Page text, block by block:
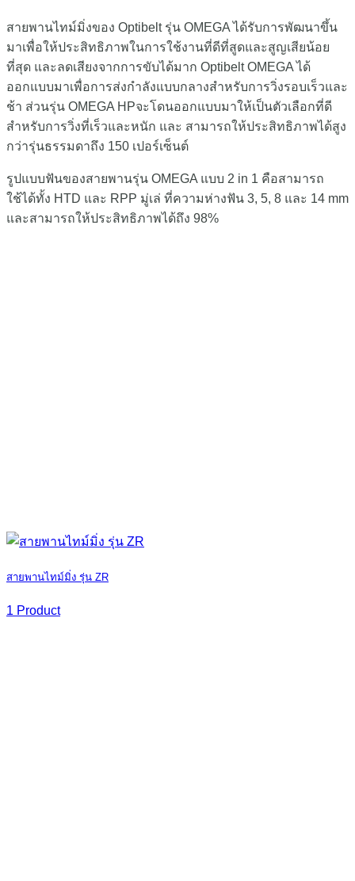
สายพานไทม์มิ่งของ Optibelt รุ่น OMEGA ได้รับการพัฒนาขึ้น
มาเพื่อให้ประสิทธิภาพในการใช้งานที่ดีที่สูดและสูญเสียน้อย
ที่สุด และลดเสียงจากการขับได้มาก Optibelt OMEGA ได้
ออกแบบมาเพื่อการส่งกำลังแบบกลางสำหรับการวิ่งรอบเร็วและ
ช้า ส่วนรุ่น OMEGA HPจะโดนออกแบบมาให้เป็นตัวเลือกที่ดี
สำหรับการวิ่งที่เร็วและหนัก และ สามารถให้ประสิทธิภาพได้สูง
กว่ารุ่นธรรมดาถึง 150 เปอร์เซ็นต์
รูปแบบฟันของสายพานรุ่น OMEGA แบบ 2 in 1 คือสามารถ
ใช้ได้ทั้ง HTD และ RPP มู่เล่ ที่ความห่างฟัน 3, 5, 8 และ 14 mm
และสามารถให้ประสิทธิภาพได้ถึง 98%
สายพานไทม์มิ่ง รุ่น ZR
1 Product